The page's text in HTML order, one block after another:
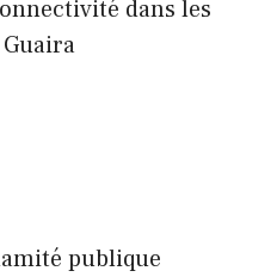
dans les
publique